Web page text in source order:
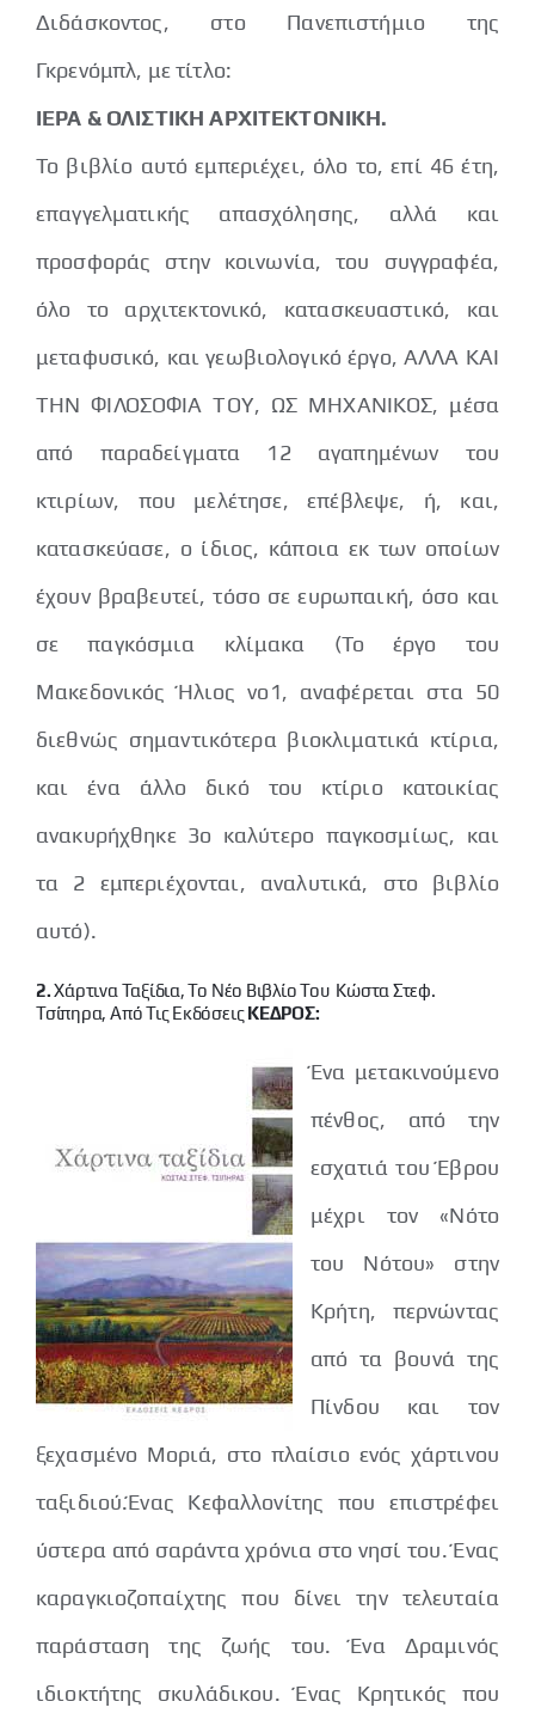
Διδάσκοντος, στο Πανεπιστήμιο της
Γκρενόμπλ, με τίτλο:
ΙΕΡΑ & ΟΛΙΣΤΙΚΗ ΑΡΧΙΤΕΚΤΟΝΙΚΗ.
Το βιβλίο αυτό εμπεριέχει, όλο το, επί 46 έτη,
επαγγελματικής απασχόλησης, αλλά και
προσφοράς στην κοινωνία, του συγγραφέα,
όλο το αρχιτεκτονικό, κατασκευαστικό, και
μεταφυσικό, και γεωβιολογικό έργο, ΑΛΛΑ ΚΑΙ
ΤΗΝ ΦΙΛΟΣΟΦΙΑ ΤΟΥ, ΩΣ ΜΗΧΑΝΙΚΟΣ, μέσα
από παραδείγματα 12 αγαπημένων του
κτιρίων, που μελέτησε, επέβλεψε, ή, και,
κατασκεύασε, ο ίδιος, κάποια εκ των οποίων
έχουν βραβευτεί, τόσο σε ευρωπαική, όσο και
σε παγκόσμια κλίμακα (Το έργο του
Μακεδονικός Ήλιος νο1, αναφέρεται στα 50
διεθνώς σημαντικότερα βιοκλιματικά κτίρια,
και ένα άλλο δικό του κτίριο κατοικίας
ανακυρήχθηκε 3ο καλύτερο παγκοσμίως, και
τα 2 εμπεριέχονται, αναλυτικά, στο βιβλίο
αυτό).
2.Χάρτινα Ταξίδια, Το Νέο Βιβλίο Του Κώστα Στεφ.
Τσίπηρα, Από Τις ΕκδόσειςΚΕΔΡΟΣ:
Ένα μετακινούμενο
πένθος, από την
εσχατιά του Έβρου
μέχρι τον «Νότο
του Νότου» στην
Κρήτη, περνώντας
από τα βουνά της
Πίνδου και τον
ξεχασμένο Μοριά, στο πλαίσιο ενός χάρτινου
ταξιδιού.Ένας Κεφαλλονίτης που επιστρέφει
ύστερα από σαράντα χρόνια στο νησί του. Ένας
καραγκιοζοπαίχτης που δίνει την τελευταία
παράσταση της ζωής του. Ένα Δραμινός
ιδιοκτήτης σκυλάδικου. Ένας Κρητικός που